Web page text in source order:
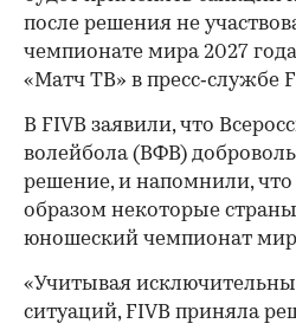
после решения не
чемпионате мира 2027
«Матч ТВ» в пресс‑службе
В FIVB заявили, что
волейбола (ВФВ)
решение, и напомнили,
образом некоторые страны
юношеский чемпионат
«Учитывая
ситуаций, FIVB приняла